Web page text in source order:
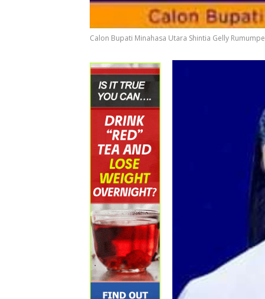
Calon Bupati Minahasa Utara Shintia Gelly Rumumpe